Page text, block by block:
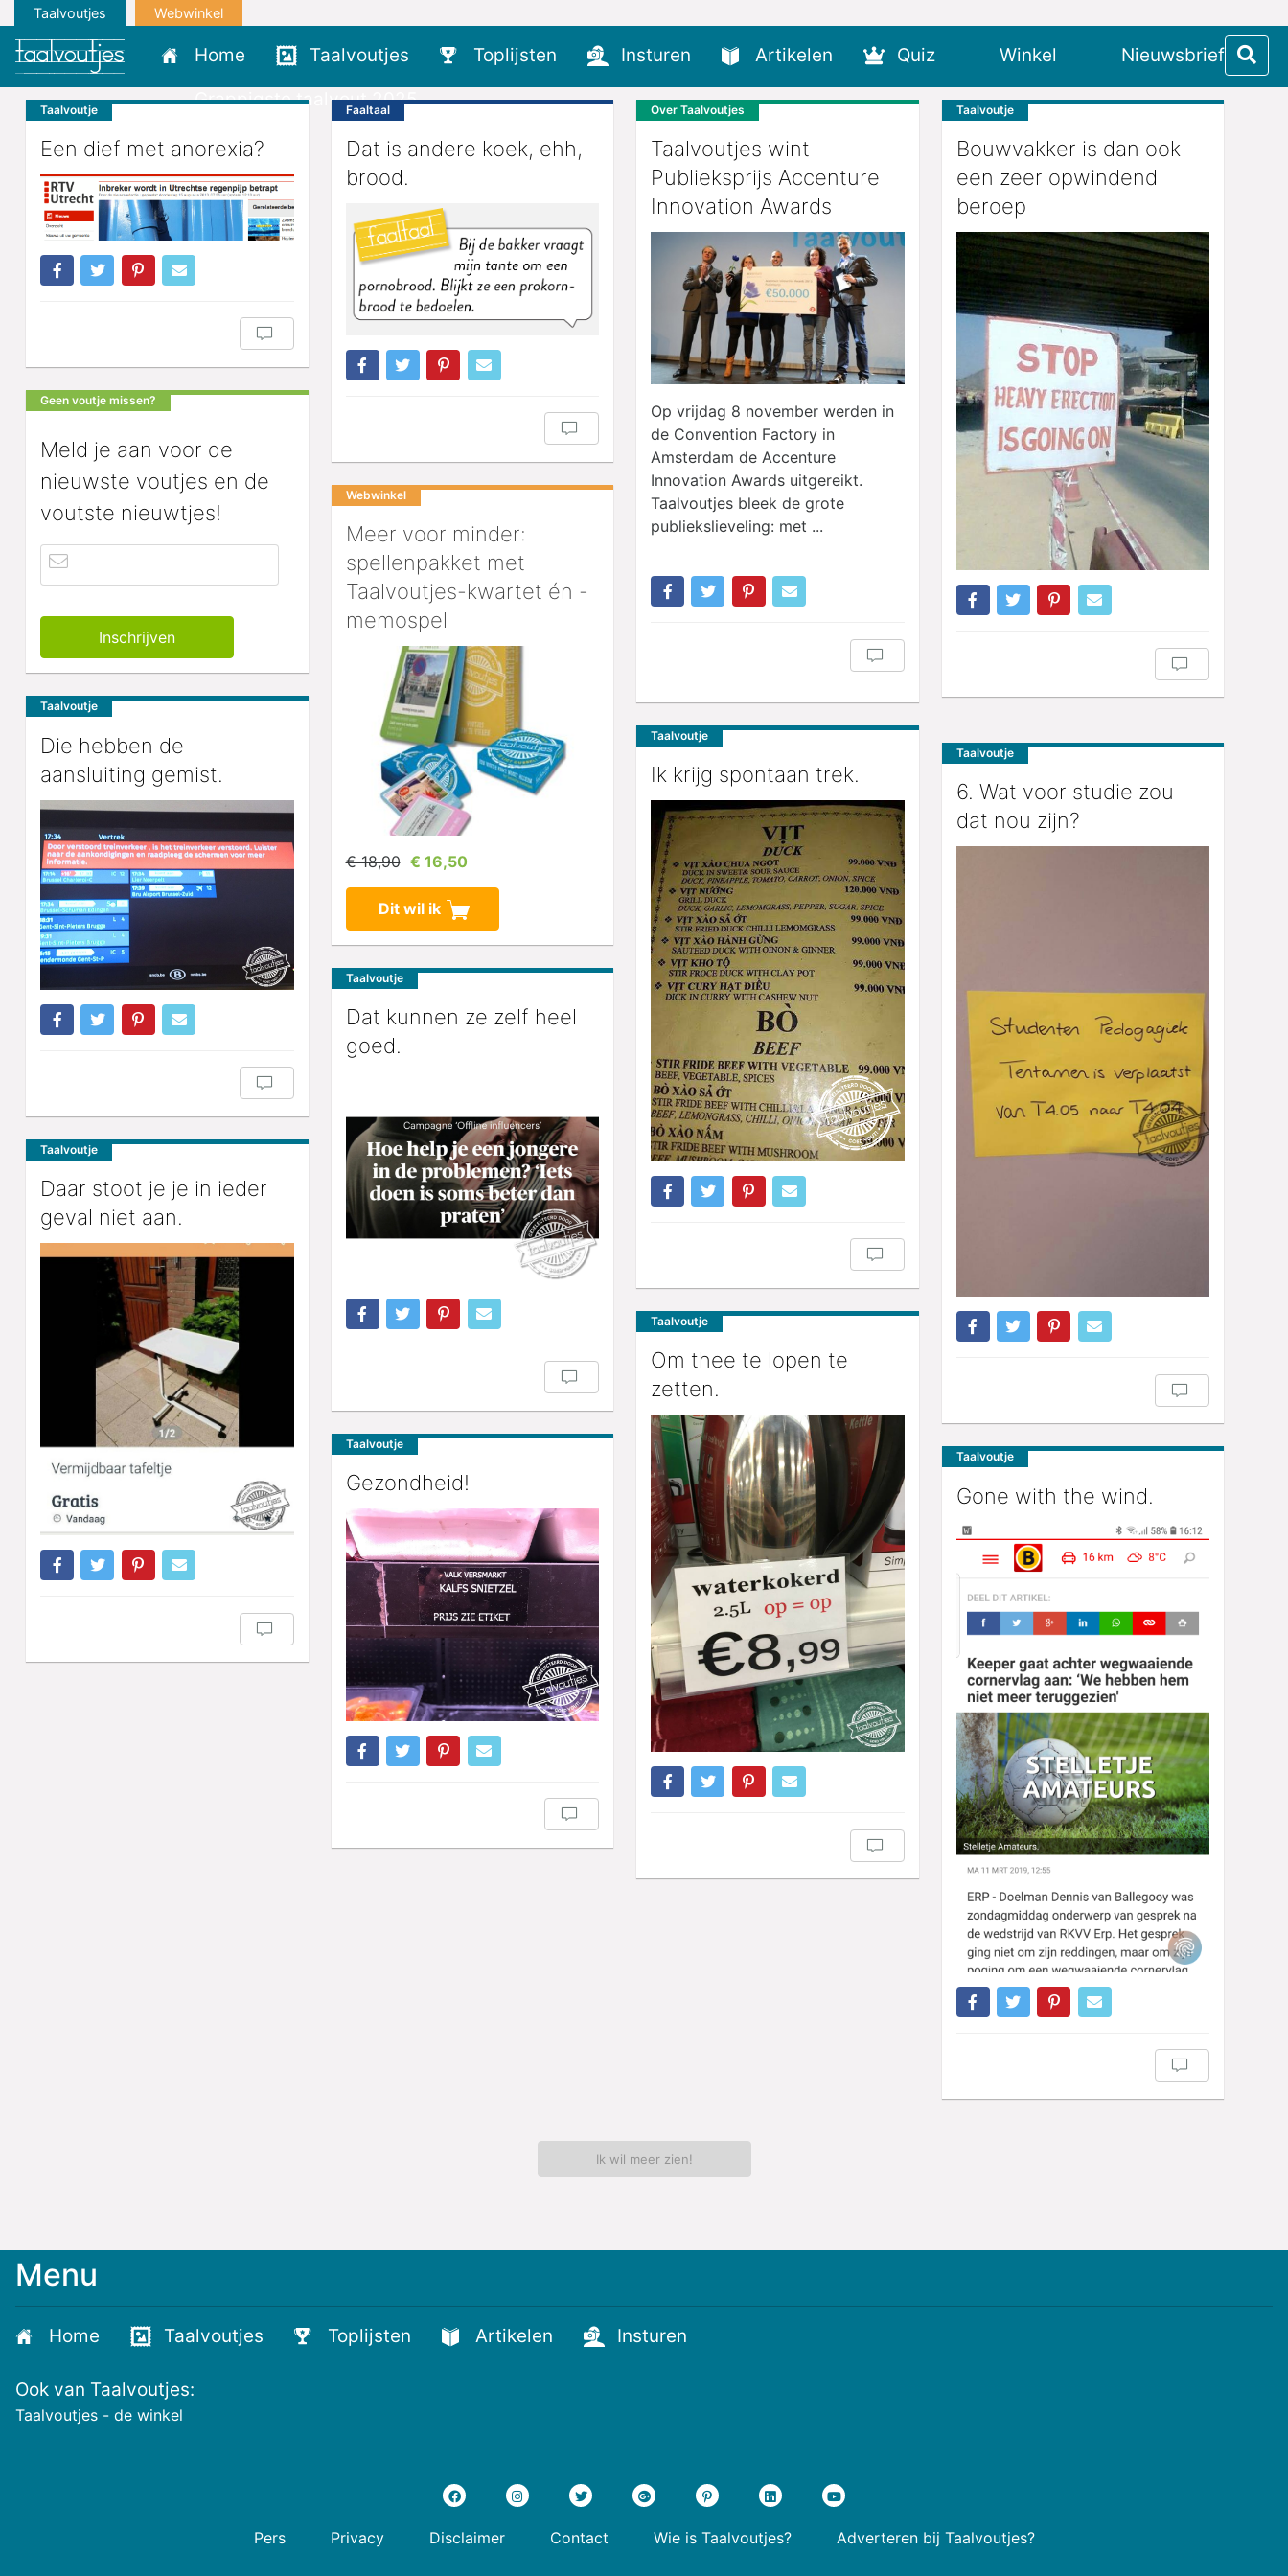
Taalvoutjes Webwinkel
Home Taalvoutjes Toplijsten Insturen Artikelen Quiz Winkel
Nieuwsbrief
Grappigste taalvout 2025
Taalvoutje
Een dief met anorexia?
Faaltaal
Dat is andere koek, ehh,
brood.
Over Taalvoutjes
Taalvoutjes wint
Publieksprijs Accenture
Innovation Awards
Op vrijdag 8 november werden in
de Convention Factory in
Amsterdam de Accenture
Innovation Awards uitgereikt.
Taalvoutjes bleek de grote
publiekslieveling: met ...
Taalvoutje
Bouwvakker is dan ook
een zeer opwindend
beroep
Geen voutje missen?
Meld je aan voor de
nieuwste voutjes en de
voutste nieuwtjes!
Webwinkel
Meer voor minder:
spellenpakket met
Taalvoutjes-kwartet én -
memospel
€ 18,90 € 16,50
Dit wil ik
Taalvoutje
Die hebben de
aansluiting gemist.
Taalvoutje
Ik krijg spontaan trek.
Taalvoutje
6. Wat voor studie zou
dat nou zijn?
Taalvoutje
Dat kunnen ze zelf heel
goed.
Taalvoutje
Daar stoot je je in ieder
geval niet aan.
Taalvoutje
Om thee te lopen te
zetten.
Taalvoutje
Gezondheid!
Taalvoutje
Gone with the wind.
Ik wil meer zien!
Menu
Home Taalvoutjes Toplijsten Artikelen Insturen
Ook van Taalvoutjes:
Taalvoutjes - de winkel
Pers Privacy Disclaimer Contact Wie is Taalvoutjes? Adverteren bij Taalvoutjes?